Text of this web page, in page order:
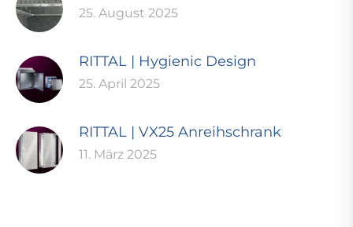
25. August 2025
RITTAL | Hygienic Design
25. April 2025
RITTAL | VX25 Anreihschrank
11. März 2025